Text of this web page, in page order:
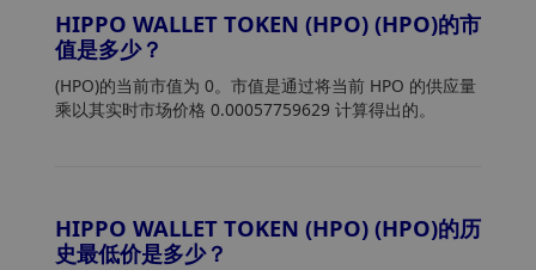
HIPPO WALLET TOKEN (HPO) (HPO)的市
值是多少？
(HPO)的当前市值为 0。市值是通过将当前 HPO 的供应量
乘以其实时市场价格 0.00057759629 计算得出的。
HIPPO WALLET TOKEN (HPO) (HPO)的历
史最低价是多少？